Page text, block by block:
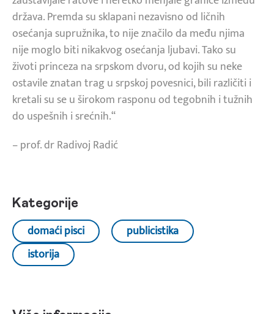
država. Premda su sklapani nezavisno od ličnih
osećanja supružnika, to nije značilo da među njima
nije moglo biti nikakvog osećanja ljubavi. Tako su
životi princeza na srpskom dvoru, od kojih su neke
ostavile znatan trag u srpskoj povesnici, bili različiti i
kretali su se u širokom rasponu od tegobnih i tužnih
do uspešnih i srećnih.“
– prof. dr Radivoj Radić
Kategorije
domaći pisci
publicistika
istorija